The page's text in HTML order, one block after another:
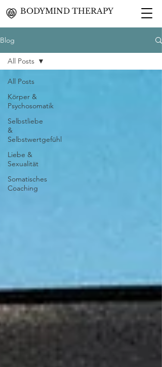
BODYMIND THERAPY
Blog
All Posts
Körper &
Psychosomatik
Selbstliebe
&
Selbstwertgefühl
Liebe &
Sexualität
Somatisches
Coaching
All Posts